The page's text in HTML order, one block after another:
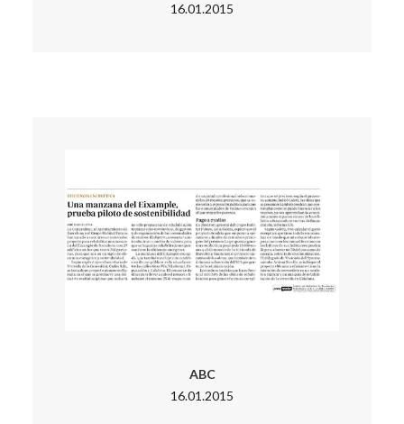
16.01.2015
ABC
16.01.2015